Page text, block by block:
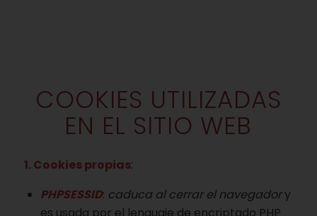
COOKIES UTILIZADAS
EN EL SITIO WEB
1. Cookies propias:
PHPSESSID: caduca al cerrar el navegadory